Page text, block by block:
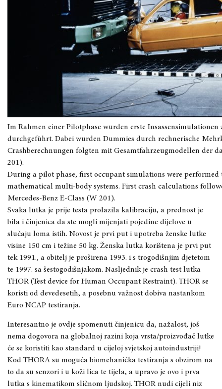
Im Rahmen einer Pilotphase wurden erste Insassensimulationen
durchgeführt. Dabei wurden Dummies durch rechnerische
Crashberechnungen folgten mit Gesamtfahrzeugmodellen der
201).
During a pilot phase, first occupant simulations were performed
mathematical multi-body systems. First crash calculations
Mercedes-Benz E-Class (W 201).
Svaka lutka je prije testa prolazila kalibraciju, a prednost je
bila i činjenica da ste mogli mijenjati pojedine dijelove u
slučaju loma istih. Novost je prvi put i upotreba ženske lutke
visine 150 cm i težine 50 kg. Ženska lutka korištena je prvi put
tek 1991., a obitelj je proširena 1993. i s trogodišnjim djetetom
te 1997. sa šestogodišnjakom. Nasljednik je crash test lutka
THOR (Test device for Human Occupant Restraint). THOR se
koristi od devedesetih, a posebnu važnost dobiva nastankom
Euro NCAP testiranja.
Interesantno je ovdje spomenuti činjenicu da, nažalost, još
nema dogovora na globalnoj razini koja vrsta/proizvođač lutke
će se koristiti kao standard u cijeloj svjetskoj autoindustriji!
Kod THORA su moguća biomehanička testiranja s obzirom na
to da su senzori i u koži lica te tijela, a upravo je ovo i prva
lutka s kinematikom sličnom ljudskoj. THOR nudi cijeli niz